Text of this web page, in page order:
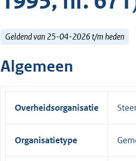
Geldend van 25-04-2026 t/m heden
Algemeen
Overheidsorganisatie
Organisatietype